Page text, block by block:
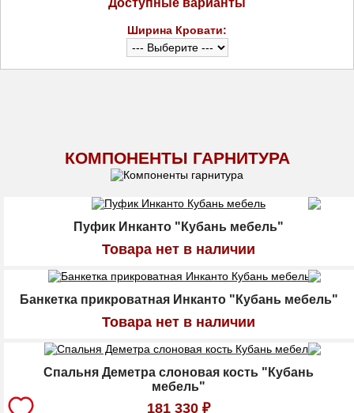
Доступные варианты
Ширина Кровати:
КОМПОНЕНТЫ ГАРНИТУРА
Пуфик Инканто "Кубань мебель"
Товара нет в наличии
Банкетка прикроватная Инканто "Кубань мебель"
Товара нет в наличии
Спальня Деметра слоновая кость "Кубань
мебель"
181 330 ₽